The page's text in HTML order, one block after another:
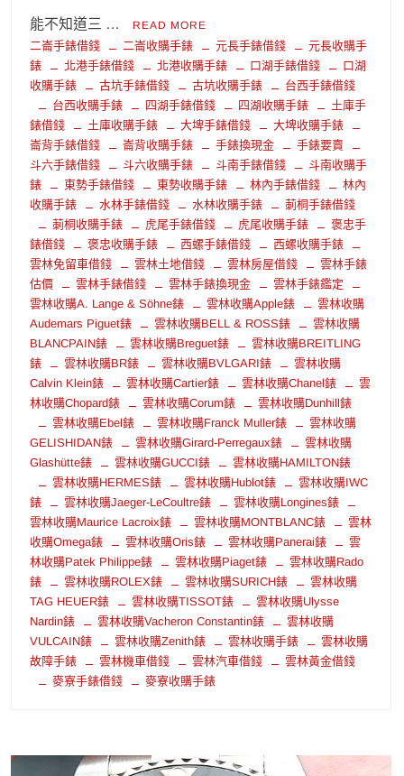
能不知道三 … READ MORE
二崙手錶借錢 二崙收購手錶 元長手錶借錢
元長收購手
錶
北港手錶借錢 北港收購手錶 口湖手錶借錢
口湖
收購手錶
古坑手錶借錢 古坑收購手錶
台西手錶借錢
台西收購手錶
四湖手錶借錢 四湖收購手錶
土庫手
錶借錢
土庫收購手錶 大埤手錶借錢
大埤收購手錶
崙背手錶借錢
崙背收購手錶 手錶換現金
手錶要賣
斗六手錶借錢
斗六收購手錶 斗南手錶借錢
斗南收購手
錶
東勢手錶借錢 東勢收購手錶 林內手錶借錢
林內
收購手錶
水林手錶借錢 水林收購手錶
莿桐手錶借錢
莿桐收購手錶
虎尾手錶借錢 虎尾收購手錶
褒忠手
錶借錢
褒忠收購手錶 西螺手錶借錢
西螺收購手錶
雲林免留車借錢
雲林土地借錢 雲林房屋借錢
雲林手錶
估價
雲林手錶借錢 雲林手錶換現金
雲林手錶鑑定
雲林收購A. Lange & Söhne錶
雲林收購Apple錶
雲林收購
Audemars Piguet錶
雲林收購BELL & ROSS錶
雲林收購
BLANCPAIN錶
雲林收購Breguet錶
雲林收購BREITLING
錶
雲林收購BR錶 雲林收購BVLGARI錶
雲林收購
Calvin Klein錶
雲林收購Cartier錶 雲林收購Chanel錶
雲
林收購Chopard錶
雲林收購Corum錶
雲林收購Dunhill錶
雲林收購Ebel錶
雲林收購Franck Muller錶
雲林收購
GELISHIDAN錶
雲林收購Girard-Perregaux錶
雲林收購
Glashütte錶
雲林收購GUCCI錶
雲林收購HAMILTON錶
雲林收購HERMES錶
雲林收購Hublot錶
雲林收購IWC
錶
雲林收購Jaeger-LeCoultre錶
雲林收購Longines錶
雲林收購Maurice Lacroix錶
雲林收購MONTBLANC錶
雲林
收購Omega錶
雲林收購Oris錶 雲林收購Panerai錶
雲
林收購Patek Philippe錶
雲林收購Piaget錶
雲林收購Rado
錶
雲林收購ROLEX錶 雲林收購SURICH錶
雲林收購
TAG HEUER錶
雲林收購TISSOT錶
雲林收購Ulysse
Nardin錶
雲林收購Vacheron Constantin錶
雲林收購
VULCAIN錶
雲林收購Zenith錶 雲林收購手錶
雲林收購
故障手錶
雲林機車借錢 雲林汽車借錢
雲林黃金借錢
麥寮手錶借錢
麥寮收購手錶